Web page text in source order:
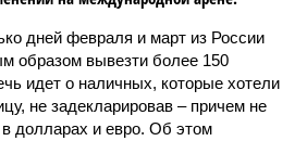
дней февраля и март из России
образом вывезти более 150
идет о наличных, которые хотели
не задекларировав – причем не
долларах и евро. Об этом